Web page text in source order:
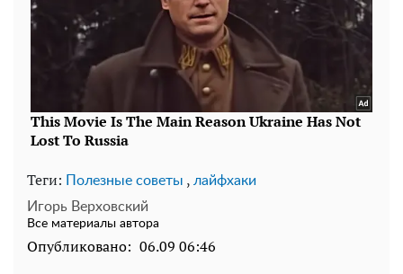
Теги: Полезные советы , лайфхаки
Игорь Верховский
Все материалы автора
Опубликовано: 06.09 06:46